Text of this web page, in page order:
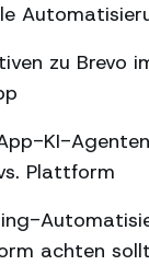
zu Brevo
KI-
Plattform
achten